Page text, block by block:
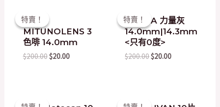
特賣！
特賣！
韓國
MITUNOLENS 3
色啡 14.0mm
$200.00
price
was:
$200.00.
$20.00
is:
$20.00.
特賣！
特賣！
DUEBA 力量灰
14.0mm|14.3mm
<只有0度>
$200.00
price
was:
$200.00.
$20.00
price
is: